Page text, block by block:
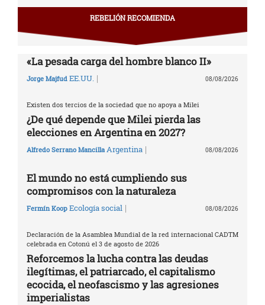
REBELIÓN RECOMIENDA
«La pesada carga del hombre blanco II»
Jorge Majfud EE.UU. | 08/08/2026
Existen dos tercios de la sociedad que no apoya a Milei
¿De qué depende que Milei pierda las
elecciones en Argentina en 2027?
Alfredo Serrano Mancilla Argentina | 08/08/2026
El mundo no está cumpliendo sus
compromisos con la naturaleza
Fermín Koop Ecología social | 08/08/2026
Declaración de la Asamblea Mundial de la red internacional CADTM
celebrada en Cotonú el 3 de agosto de 2026
Reforcemos la lucha contra las deudas
ilegítimas, el patriarcado, el capitalismo
ecocida, el neofascismo y las agresiones
imperialistas